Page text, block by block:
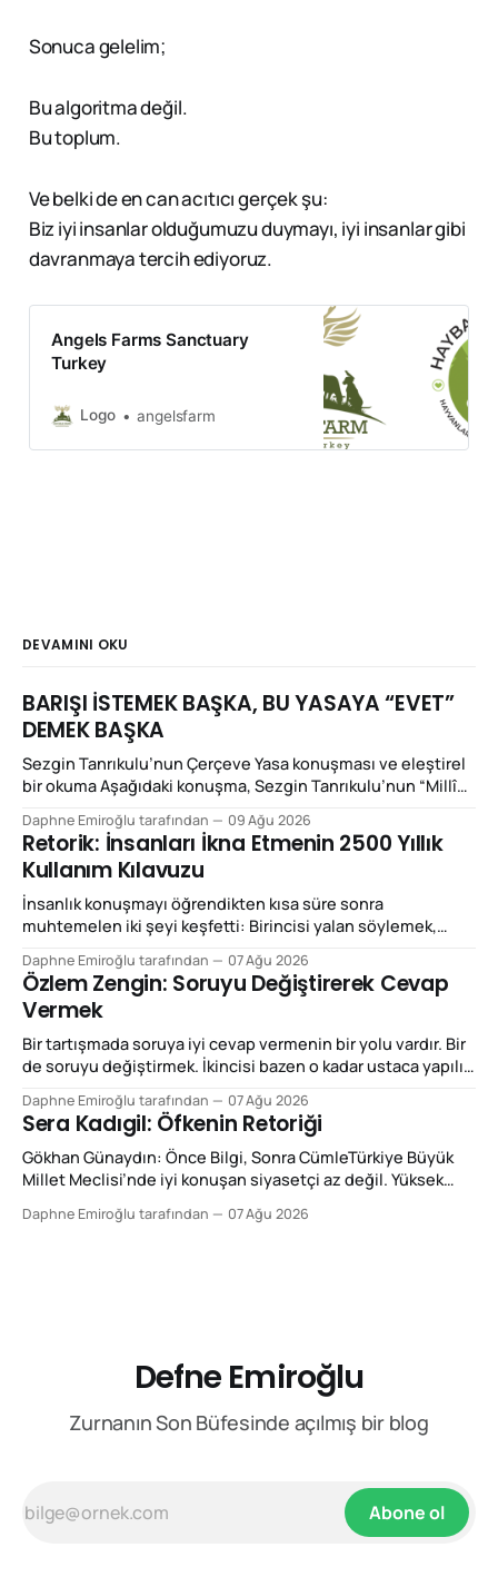
Sonuca gelelim;
Bu algoritma değil.
Bu toplum.
Ve belki de en can acıtıcı gerçek şu:
Biz iyi insanlar olduğumuzu duymayı, iyi insanlar gibi
davranmaya tercih ediyoruz.
Angels Farms Sanctuary
Turkey
Logo angelsfarm
DEVAMINI OKU
BARIŞI İSTEMEK BAŞKA, BU YASAYA “EVET”
DEMEK BAŞKA
Sezgin Tanrıkulu’nun Çerçeve Yasa konuşması ve eleştirel
bir okuma Aşağıdaki konuşma, Sezgin Tanrıkulu’nun “Millî
Güçlendirilmesine Dair Kanun Teklifi”ne ilişkin yaptığı
konuşmadır: SEZGİN TANRIKULU’NUN KONUŞMASI “Bugün
önümüzde bulunan teklif, büyük acılara sebebiyet vermiş
yarım asırlık bir çatışma döneminin mutlak biçimde
sonlandırılmasına kapıyı aralaması
Daphne Emiroğlu tarafından 09 Ağu 2026
Retorik: İnsanları İkna Etmenin 2500 Yıllık
Kullanım Kılavuzu
İnsanlık konuşmayı öğrendikten kısa süre sonra
muhtemelen iki şeyi keşfetti: Birincisi yalan söylemek,
Neyse ki aradan birkaç bin yıl geçince Yunanlar meseleyi
biraz sistematik hâle getirip adına retorik dediler. Bugün
“retorik” kelimesini çoğunlukla küçümseyici biçimde
kullanıyoruz. “Bunlar retorik”, “retorikten başka bir şey
Daphne Emiroğlu tarafından 07 Ağu 2026
Özlem Zengin: Soruyu Değiştirerek Cevap
Vermek
Bir tartışmada soruya iyi cevap vermenin bir yolu vardır. Bir
de soruyu değiştirmek. İkincisi bazen o kadar ustaca yapılır
konuşmalarını izlerken dikkatimi çeken temel retorik özellik
bu: Önüne konulan tartışmanın çerçevesini kabul etmek
yerine sık sık o çerçeveyi değiştiriyor. Bu,
retorikte reframing,
Daphne Emiroğlu tarafından 07 Ağu 2026
Sera Kadıgil: Öfkenin Retoriği
Gökhan Günaydın: Önce Bilgi, Sonra CümleTürkiye Büyük
Millet Meclisi’nde iyi konuşan siyasetçi az değil. Yüksek
Şimdi size Gökhan Günaydın Fan Club’tan yazıyorum. Bir
Daphne Emiroğlu tarafından 07 Ağu 2026
Defne Emiroğlu
Zurnanın Son Büfesinde açılmış bir blog
Abone ol